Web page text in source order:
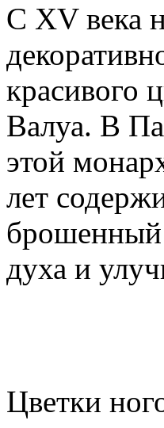
С XV века
красивого
Валуа. В
этой
лет
брошенный
духа и
Цветки